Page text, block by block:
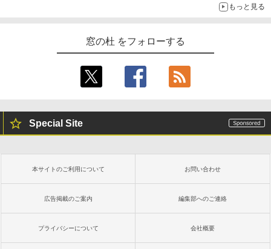
もっと見る
窓の杜 をフォローする
Special Site
本サイトのご利用について お問い合わせ
広告掲載のご案内 編集部へのご連絡
プライバシーについて 会社概要